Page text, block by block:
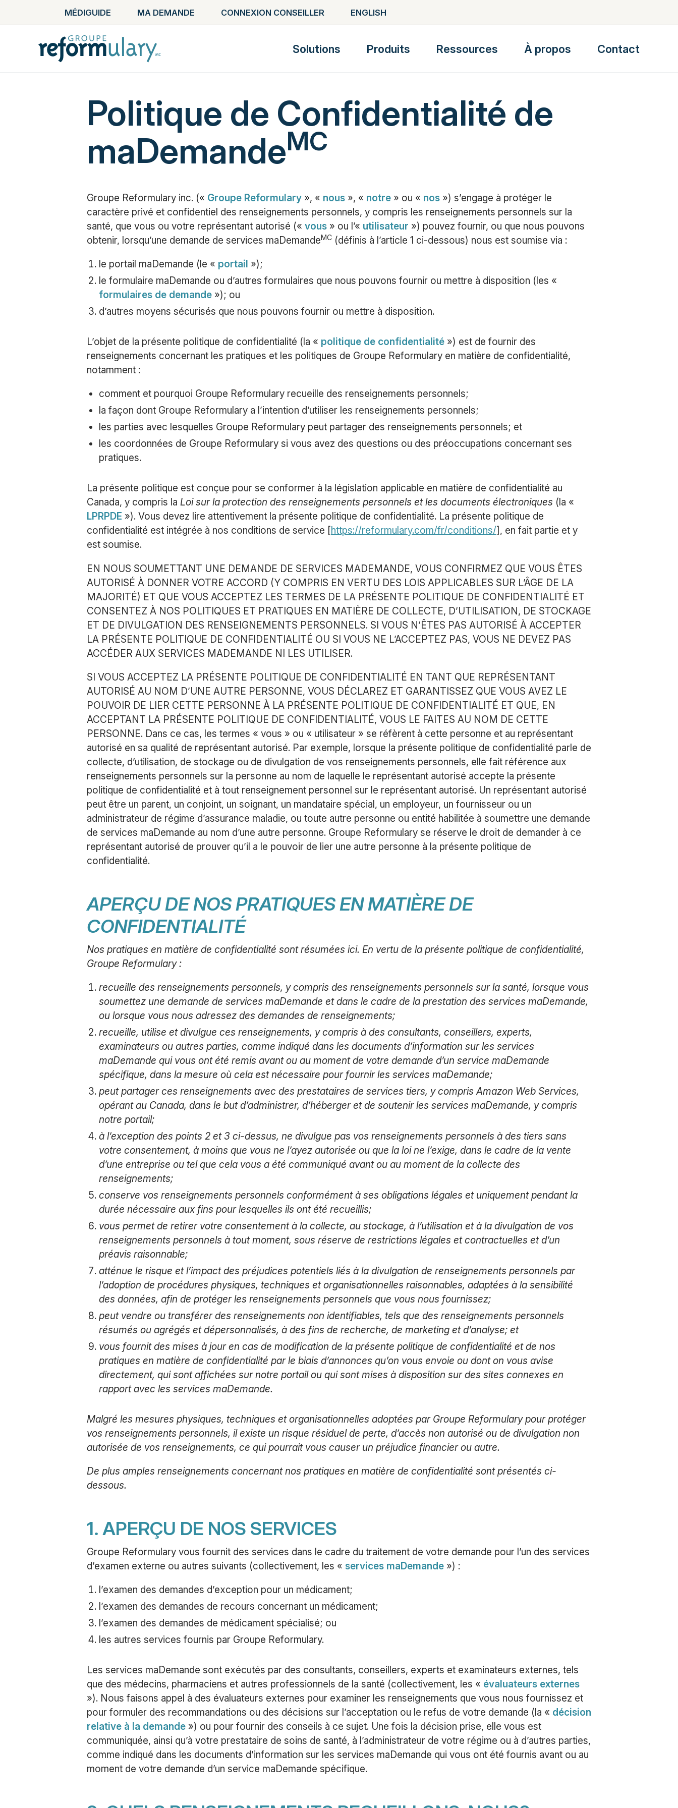
MÉDIGUIDE MA DEMANDE CONNEXION CONSEILLER ENGLISH
Solutions Produits Ressources À propos Contact
Politique de Confidentialité de
maDemandeMC
Groupe Reformulary inc. (« Groupe Reformulary», « nous», « notre» ou « nos») s’engage à protéger le
caractère privé et confidentiel des renseignements personnels, y compris les renseignements personnels sur la
santé, que vous ou votre représentant autorisé (« vous» ou l’« utilisateur ») pouvez fournir, ou que nous pouvons
obtenir, lorsqu’une demande de services maDemandeMC(définis à l’article 1 ci-dessous) nous est soumise via :
le portail maDemande (le « portail »);
le formulaire maDemande ou d’autres formulaires que nous pouvons fournir ou mettre à disposition (les «
formulaires de demande»); ou
d’autres moyens sécurisés que nous pouvons fournir ou mettre à disposition.
L’objet de la présente politique de confidentialité (la « politique de confidentialité») est de fournir des
renseignements concernant les pratiques et les politiques de Groupe Reformulary en matière de confidentialité,
notamment :
comment et pourquoi Groupe Reformulary recueille des renseignements personnels;
la façon dont Groupe Reformulary a l’intention d’utiliser les renseignements personnels;
les parties avec lesquelles Groupe Reformulary peut partager des renseignements personnels; et
les coordonnées de Groupe Reformulary si vous avez des questions ou des préoccupations concernant ses
pratiques.
La présente politique est conçue pour se conformer à la législation applicable en matière de confidentialité au
Canada, y compris la Loi sur la protection des renseignements personnels et les documents électroniques (la «
LPRPDE »). Vous devez lire attentivement la présente politique de confidentialité. La présente politique de
confidentialité est intégrée à nos conditions de service [https://reformulary.com/fr/conditions/], en fait partie et y
est soumise.
EN NOUS SOUMETTANT UNE DEMANDE DE SERVICES MADEMANDE, VOUS CONFIRMEZ QUE VOUS ÊTES
AUTORISÉ À DONNER VOTRE ACCORD (Y COMPRIS EN VERTU DES LOIS APPLICABLES SUR L’ÂGE DE LA
MAJORITÉ) ET QUE VOUS ACCEPTEZ LES TERMES DE LA PRÉSENTE POLITIQUE DE CONFIDENTIALITÉ ET
CONSENTEZ À NOS POLITIQUES ET PRATIQUES EN MATIÈRE DE COLLECTE, D’UTILISATION, DE STOCKAGE
ET DE DIVULGATION DES RENSEIGNEMENTS PERSONNELS. SI VOUS N’ÊTES PAS AUTORISÉ À ACCEPTER
LA PRÉSENTE POLITIQUE DE CONFIDENTIALITÉ OU SI VOUS NE L’ACCEPTEZ PAS, VOUS NE DEVEZ PAS
ACCÉDER AUX SERVICES MADEMANDE NI LES UTILISER.
SI VOUS ACCEPTEZ LA PRÉSENTE POLITIQUE DE CONFIDENTIALITÉ EN TANT QUE REPRÉSENTANT
AUTORISÉ AU NOM D’UNE AUTRE PERSONNE, VOUS DÉCLAREZ ET GARANTISSEZ QUE VOUS AVEZ LE
POUVOIR DE LIER CETTE PERSONNE À LA PRÉSENTE POLITIQUE DE CONFIDENTIALITÉ ET QUE, EN
ACCEPTANT LA PRÉSENTE POLITIQUE DE CONFIDENTIALITÉ, VOUS LE FAITES AU NOM DE CETTE
PERSONNE. Dans ce cas, les termes « vous » ou « utilisateur » se réfèrent à cette personne et au représentant
autorisé en sa qualité de représentant autorisé. Par exemple, lorsque la présente politique de confidentialité parle de
collecte, d’utilisation, de stockage ou de divulgation de vos renseignements personnels, elle fait référence aux
renseignements personnels sur la personne au nom de laquelle le représentant autorisé accepte la présente
politique de confidentialité et à tout renseignement personnel sur le représentant autorisé. Un représentant autorisé
peut être un parent, un conjoint, un soignant, un mandataire spécial, un employeur, un fournisseur ou un
administrateur de régime d’assurance maladie, ou toute autre personne ou entité habilitée à soumettre une demande
de services maDemande au nom d’une autre personne. Groupe Reformulary se réserve le droit de demander à ce
représentant autorisé de prouver qu’il a le pouvoir de lier une autre personne à la présente politique de
confidentialité.
APERÇU DE NOS PRATIQUES EN MATIÈRE DE
CONFIDENTIALITÉ
Nos pratiques en matière de confidentialité sont résumées ici. En vertu de la présente politique de confidentialité,
Groupe Reformulary :
recueille des renseignements personnels, y compris des renseignements personnels sur la santé, lorsque vous
soumettez une demande de services maDemande et dans le cadre de la prestation des services maDemande,
ou lorsque vous nous adressez des demandes de renseignements;
recueille, utilise et divulgue ces renseignements, y compris à des consultants, conseillers, experts,
examinateurs ou autres parties, comme indiqué dans les documents d’information sur les services
maDemande qui vous ont été remis avant ou au moment de votre demande d’un service maDemande
spécifique, dans la mesure où cela est nécessaire pour fournir les services maDemande;
peut partager ces renseignements avec des prestataires de services tiers, y compris Amazon Web Services,
opérant au Canada, dans le but d’administrer, d’héberger et de soutenir les services maDemande, y compris
notre portail;
à l’exception des points 2 et 3 ci-dessus, ne divulgue pas vos renseignements personnels à des tiers sans
votre consentement, à moins que vous ne l’ayez autorisée ou que la loi ne l’exige, dans le cadre de la vente
d’une entreprise ou tel que cela vous a été communiqué avant ou au moment de la collecte des
renseignements;
conserve vos renseignements personnels conformément à ses obligations légales et uniquement pendant la
durée nécessaire aux fins pour lesquelles ils ont été recueillis;
vous permet de retirer votre consentement à la collecte, au stockage, à l’utilisation et à la divulgation de vos
renseignements personnels à tout moment, sous réserve de restrictions légales et contractuelles et d’un
préavis raisonnable;
atténue le risque et l’impact des préjudices potentiels liés à la divulgation de renseignements personnels par
l’adoption de procédures physiques, techniques et organisationnelles raisonnables, adaptées à la sensibilité
des données, afin de protéger les renseignements personnels que vous nous fournissez;
peut vendre ou transférer des renseignements non identifiables, tels que des renseignements personnels
résumés ou agrégés et dépersonnalisés, à des fins de recherche, de marketing et d’analyse; et
vous fournit des mises à jour en cas de modification de la présente politique de confidentialité et de nos
pratiques en matière de confidentialité par le biais d’annonces qu’on vous envoie ou dont on vous avise
directement, qui sont affichées sur notre portail ou qui sont mises à disposition sur des sites connexes en
rapport avec les services maDemande.
Malgré les mesures physiques, techniques et organisationnelles adoptées par Groupe Reformulary pour protéger
vos renseignements personnels, il existe un risque résiduel de perte, d’accès non autorisé ou de divulgation non
autorisée de vos renseignements, ce qui pourrait vous causer un préjudice financier ou autre.
De plus amples renseignements concernant nos pratiques en matière de confidentialité sont présentés ci-
dessous.
1. APERÇU DE NOS SERVICES
Groupe Reformulary vous fournit des services dans le cadre du traitement de votre demande pour l’un des services
d’examen externe ou autres suivants (collectivement, les « services maDemande») :
l’examen des demandes d’exception pour un médicament;
l’examen des demandes de recours concernant un médicament;
l’examen des demandes de médicament spécialisé; ou
les autres services fournis par Groupe Reformulary.
Les services maDemande sont exécutés par des consultants, conseillers, experts et examinateurs externes, tels
que des médecins, pharmaciens et autres professionnels de la santé (collectivement, les « évaluateurs externes
»). Nous faisons appel à des évaluateurs externes pour examiner les renseignements que vous nous fournissez et
pour formuler des recommandations ou des décisions sur l’acceptation ou le refus de votre demande (la « décision
relative à la demande») ou pour fournir des conseils à ce sujet. Une fois la décision prise, elle vous est
communiquée, ainsi qu’à votre prestataire de soins de santé, à l’administrateur de votre régime ou à d’autres parties,
comme indiqué dans les documents d’information sur les services maDemande qui vous ont été fournis avant ou au
moment de votre demande d’un service maDemande spécifique.